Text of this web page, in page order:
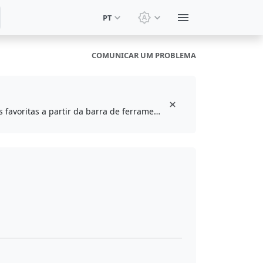
PT Alternar tema: Tema do
COMUNICAR UM PROBLEMA
Instale a extensão gratuita do navegador para marcar e acessar suas ferramentas favoritas a partir da barra de ferramentas